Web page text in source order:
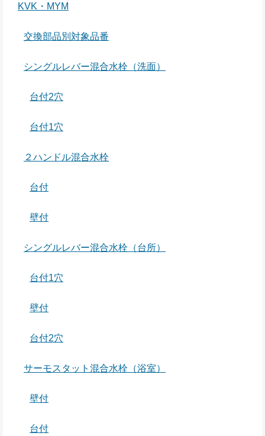
KVK・MYM
交換部品別対象品番
シングルレバー混合水栓（洗面）
台付2穴
台付1穴
２ハンドル混合水栓
台付
壁付
シングルレバー混合水栓（台所）
台付1穴
壁付
台付2穴
サーモスタット混合水栓（浴室）
壁付
台付